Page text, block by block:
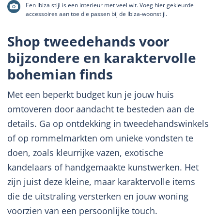
Een Ibiza stijl is een interieur met veel wit. Voeg hier gekleurde
accessoires aan toe die passen bij de Ibiza-woonstijl.
Shop tweedehands voor
bijzondere en karaktervolle
bohemian finds
Met een beperkt budget kun je jouw huis
omtoveren door aandacht te besteden aan de
details. Ga op ontdekking in tweedehandswinkels
of op rommelmarkten om unieke vondsten te
doen, zoals kleurrijke vazen, exotische
kandelaars of handgemaakte kunstwerken. Het
zijn juist deze kleine, maar karaktervolle items
die de uitstraling versterken en jouw woning
voorzien van een persoonlijke touch.